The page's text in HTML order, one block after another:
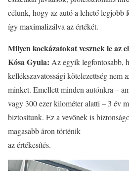
célunk, hogy az autó a lehető legjobb
így maximalizálva az értékét.
Milyen kockázatokat vesznek le az
Kósa Gyula: Az egyik legfontosabb,
kellékszavatossági kötelezettség nem
minket. Emellett minden autónkra –
vagy 300 ezer kilométer alatti – 3 év
biztosítunk. Ez a vevőnek is
magasabb áron történik
az értékesítés.